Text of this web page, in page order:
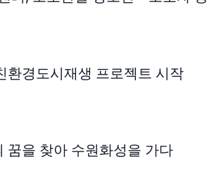
환경도시재생 프로젝트 시작
꿈을 찾아 수원화성을 가다